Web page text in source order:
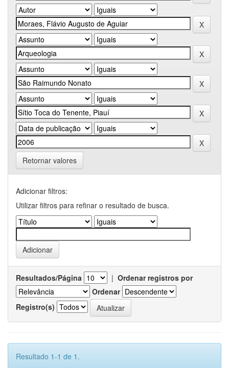
Retornar valores
Adicionar filtros:
Utilizar filtros para refinar o resultado de busca.
Resultados/Página | Ordenar registros por
Ordenar
Registro(s)
Resultado 1-1 de 1.